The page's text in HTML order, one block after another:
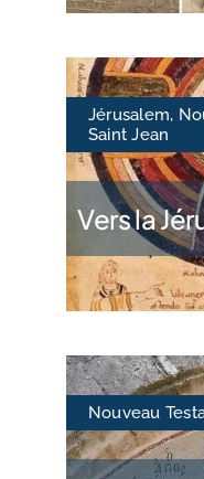
Jérusalem,
Saint Jean
Vers la
Nouveau